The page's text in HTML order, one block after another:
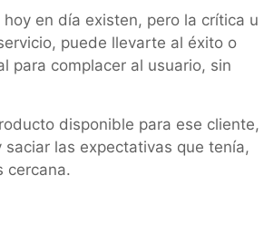
en día existen, pero la crítica u
puede llevarte al éxito o
para complacer al usuario, sin
disponible para ese cliente,
las expectativas que tenía,
cercana.